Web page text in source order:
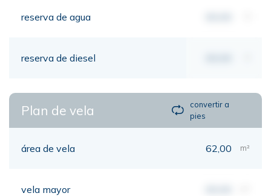
reserva de agua
reserva de diesel
Plan de vela
convertir a
pies
área de vela 62,00 m²
vela mayor